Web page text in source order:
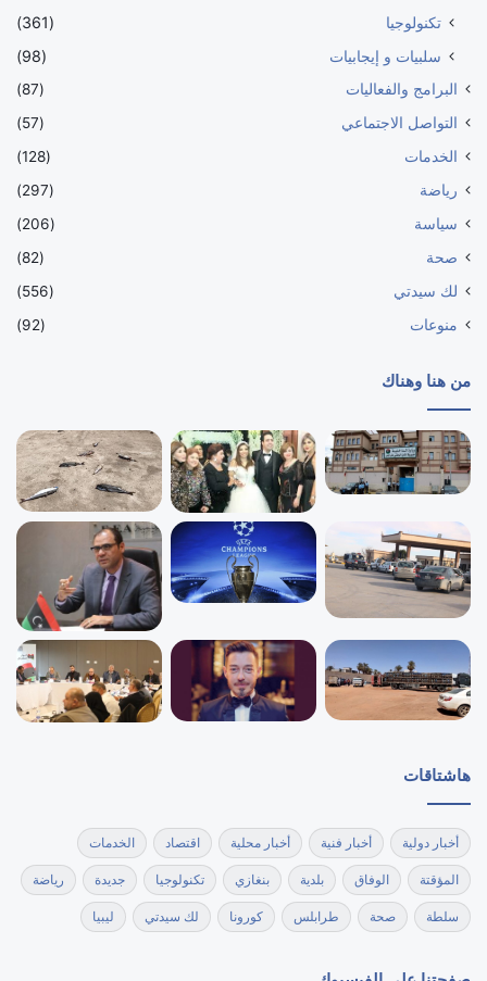
تكنولوجيا
(361)
سلبيات و إيجابيات
(98)
البرامج والفعاليات
(87)
التواصل الاجتماعي
(57)
الخدمات
(128)
رياضة
(297)
سياسة
(206)
صحة
(82)
لك سيدتي
(556)
منوعات
(92)
من هنا وهناك
هاشتاقات
أخبار دولية أخبار فنية أخبار محلية اقتصاد الخدمات
المؤقتة الوفاق بلدية بنغازي تكنولوجيا جديدة رياضة
سلطة صحة طرابلس كورونا لك سيدتي ليبيا